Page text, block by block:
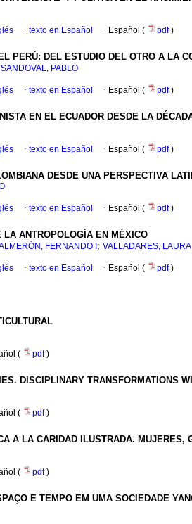
· texto en Español · Español ( pdf)
PERÚ: DEL ESTUDIO DEL OTRO A LA
SANDOVAL, PABLO
· texto en Español · Español ( pdf)
EN EL ECUADOR DESDE LA
· texto en Español · Español ( pdf)
DESDE UNA PERSPECTIVA
· texto en Español · Español ( pdf)
LA ANTROPOLOGÍA EN MÉXICO
FERNANDO I ; VALLADARES, LAURA
· texto en Español · Español ( pdf)
( pdf)
DISCIPLINARY TRANSFORMATIONS
( pdf)
A LA CARIDAD ILUSTRADA.
( pdf)
E TEMPO EM UMA SOCIEDADE